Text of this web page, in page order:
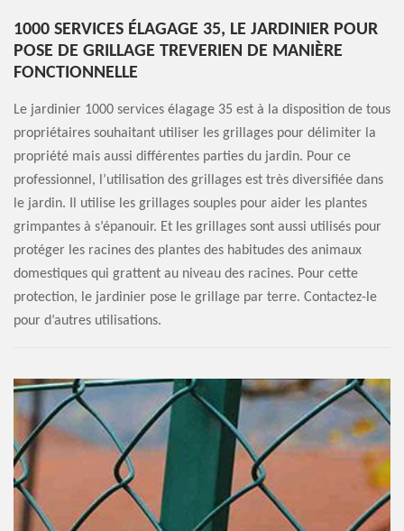
1000 SERVICES ÉLAGAGE 35, LE JARDINIER POUR
POSE DE GRILLAGE TREVERIEN DE MANIÈRE
FONCTIONNELLE
Le jardinier 1000 services élagage 35 est à la disposition de tous
propriétaires souhaitant utiliser les grillages pour délimiter la
propriété mais aussi différentes parties du jardin. Pour ce
professionnel, l’utilisation des grillages est très diversifiée dans
le jardin. Il utilise les grillages souples pour aider les plantes
grimpantes à s’épanouir. Et les grillages sont aussi utilisés pour
protéger les racines des plantes des habitudes des animaux
domestiques qui grattent au niveau des racines. Pour cette
protection, le jardinier pose le grillage par terre. Contactez-le
pour d’autres utilisations.